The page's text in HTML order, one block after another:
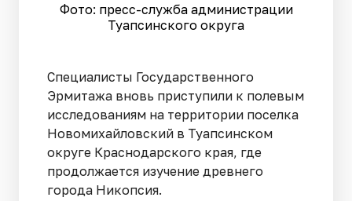
Фото: пресс-служба администрации
Туапсинского округа
Специалисты Государственного
Эрмитажа вновь приступили к полевым
исследованиям на территории поселка
Новомихайловский в Туапсинском
округе Краснодарского края, где
продолжается изучение древнего
города Никопсия.